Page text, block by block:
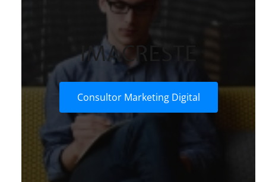
IMACRESTE
Consultor Marketing Digital